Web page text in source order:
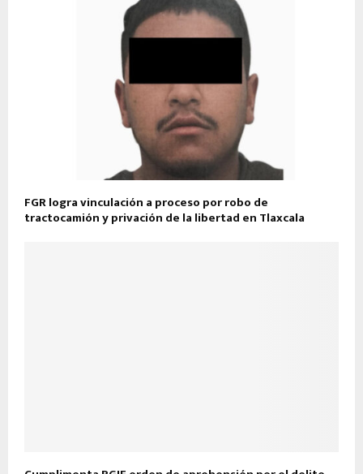
FGR logra vinculación a proceso por robo de
tractocamión y privación de la libertad en Tlaxcala